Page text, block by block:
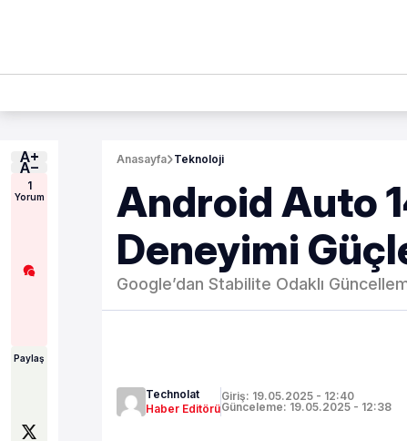
1
Yorum
Paylaş
Anasayfa Teknoloji
Android Auto
Deneyimi
Google’dan Stabilite Odaklı
Technolat
Haber Editörü
Giriş: 19.05.2025 - 12:40
Günceleme: 19.05.2025 - 12:38